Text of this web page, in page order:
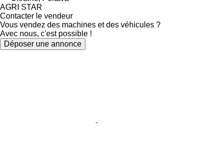
AGRI STAR
Contacter le vendeur
Vous vendez des machines et des véhicules ?
Avec nous, c'est possible !
Déposer une annonce